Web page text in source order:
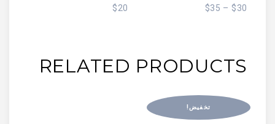
$20 $30
–
$35
RELATED PRODUCTS
تخفيض!